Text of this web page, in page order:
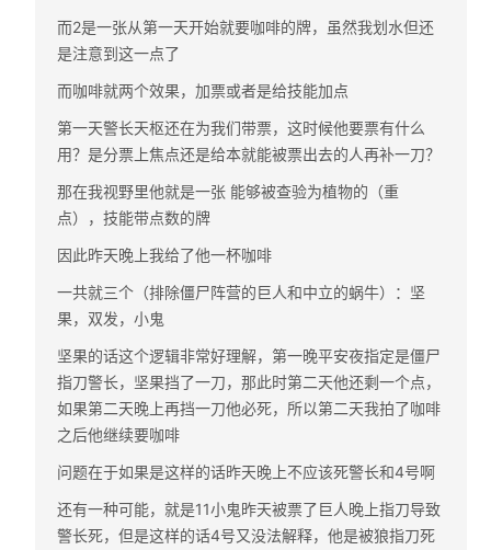
而2是一张从第一天开始就要咖啡的牌，虽然我划水但还
是注意到这一点了
而咖啡就两个效果，加票或者是给技能加点
第一天警长天枢还在为我们带票，这时候他要票有什么
用？是分票上焦点还是给本就能被票出去的人再补一刀？
那在我视野里他就是一张 能够被查验为植物的（重
点），技能带点数的牌
因此昨天晚上我给了他一杯咖啡
一共就三个（排除僵尸阵营的巨人和中立的蜗牛）：坚
果，双发，小鬼
坚果的话这个逻辑非常好理解，第一晚平安夜指定是僵尸
指刀警长，坚果挡了一刀，那此时第二天他还剩一个点，
如果第二天晚上再挡一刀他必死，所以第二天我拍了咖啡
之后他继续要咖啡
问题在于如果是这样的话昨天晚上不应该死警长和4号啊
还有一种可能，就是11小鬼昨天被票了巨人晚上指刀导致
警长死，但是这样的话4号又没法解释，他是被狼指刀死